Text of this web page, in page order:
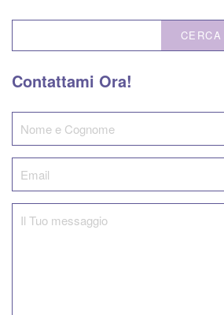
CERCA
Contattami Ora!